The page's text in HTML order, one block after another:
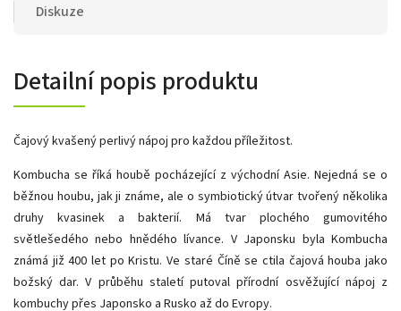
Diskuze
Detailní popis produktu
Čajový kvašený perlivý nápoj pro každou příležitost.
Kombucha se říká houbě pocházející z východní Asie. Nejedná se o
běžnou houbu, jak ji známe, ale o symbiotický útvar tvořený několika
druhy kvasinek a bakterií. Má tvar plochého gumovitého
světlešedého nebo hnědého lívance. V Japonsku byla Kombucha
známá již 400 let po Kristu. Ve staré Číně se ctila čajová houba jako
božský dar. V průběhu staletí putoval přírodní osvěžující nápoj z
kombuchy přes Japonsko a Rusko až do Evropy.